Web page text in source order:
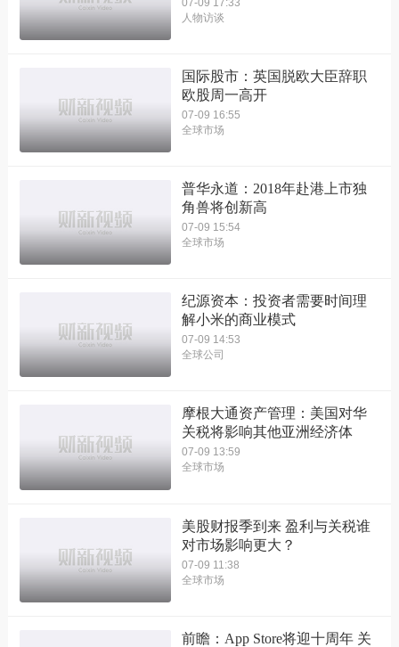
07-09 17:33
人物访谈
国际股市：英国脱欧大臣辞职
欧股周一高开
07-09 16:55
全球市场
普华永道：2018年赴港上市独
角兽将创新高
07-09 15:54
全球市场
纪源资本：投资者需要时间理
解小米的商业模式
07-09 14:53
全球公司
摩根大通资产管理：美国对华
关税将影响其他亚洲经济体
07-09 13:59
全球市场
美股财报季到来 盈利与关税谁
对市场影响更大？
07-09 11:38
全球市场
前瞻：App Store将迎十周年 关